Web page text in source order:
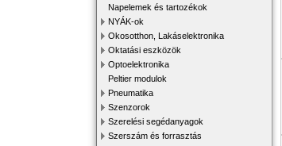
Napelemek és tartozékok
NYÁK-ok
Okosotthon, Lakáselektronika
Oktatási eszközök
Optoelektronika
Peltier modulok
Pneumatika
Szenzorok
Szerelési segédanyagok
Szerszám és forrasztás